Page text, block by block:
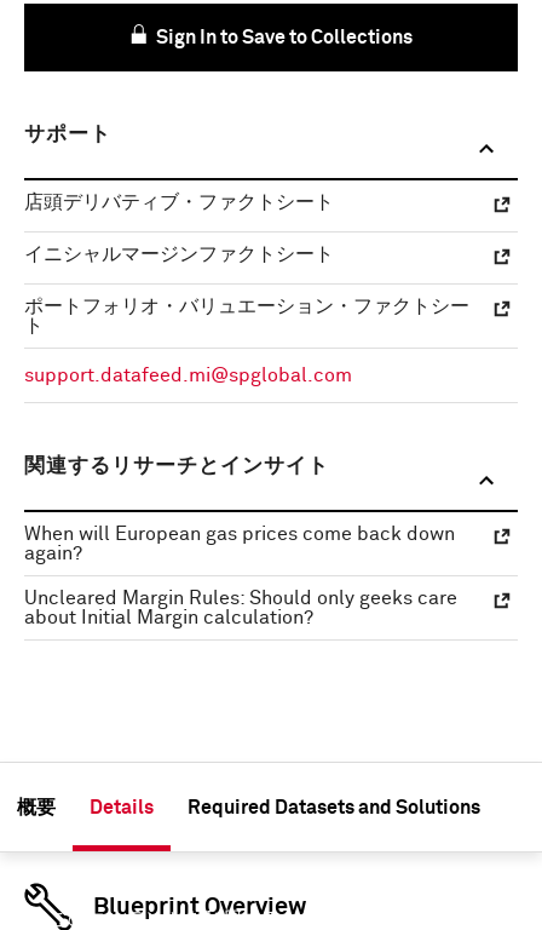
Sign In to Save to Collections
サポート
店頭デリバティブ・ファクトシート
イニシャルマージンファクトシート
ポートフォリオ・バリュエーション・ファクトシー
ト
support.datafeed.mi@spglobal.com
関連するリサーチとインサイト
When will European gas prices come back down
again?
Uncleared Margin Rules: Should only geeks care
about Initial Margin calculation?
概要 Details Required Datasets and Solutions
Blueprint Overview
このコンテンツを利用するためには認証情報を使用